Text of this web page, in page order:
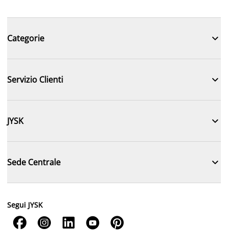
Categorie 
Servizio Clienti 
JYSK 
Sede Centrale 
Segui JYSK
    